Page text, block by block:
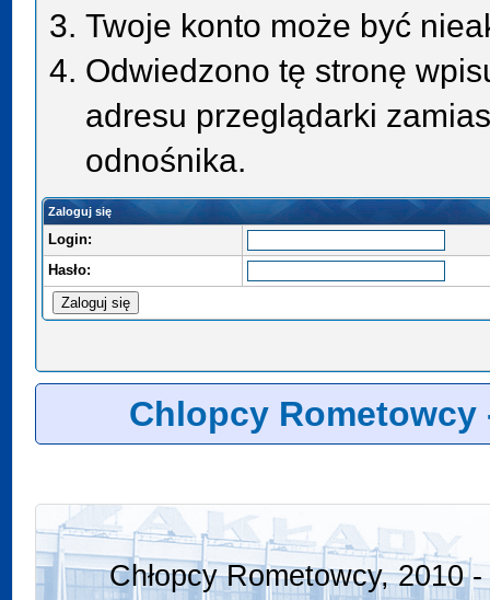
Twoje konto może być
Odwiedzono tę stronę
adresu przeglądarki
odnośnika.
Zaloguj się
Login:
Hasło:
Chlopcy Rometowcy
Chłopcy Rometowcy, 2010